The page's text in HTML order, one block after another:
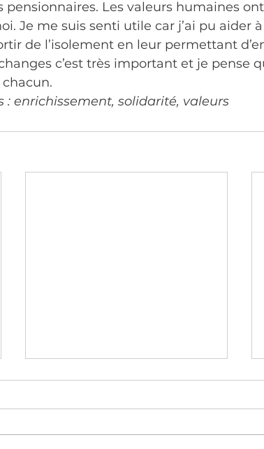
pensionnaires. Les valeurs humaines
Je me suis senti utile car j’ai pu aider
de l’isolement en leur permettant
c’est très important et je pense
: enrichissement, solidarité, valeurs